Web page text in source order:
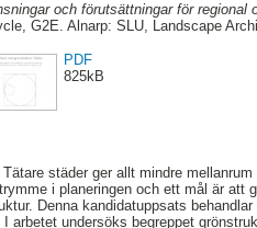
och förutsättningar för regional
G2E. Alnarp: SLU, Landscape
PDF
825kB
städer ger allt mindre
i planeringen och ett mål är att
Denna kandidatuppsats behandlar
undersöks begreppet